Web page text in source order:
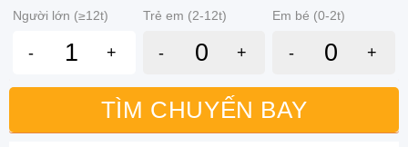
Người lớn (≥12t)
Trẻ em (2-12t) Em bé (0-2t)
- + - + - +
TÌM CHUYẾN BAY